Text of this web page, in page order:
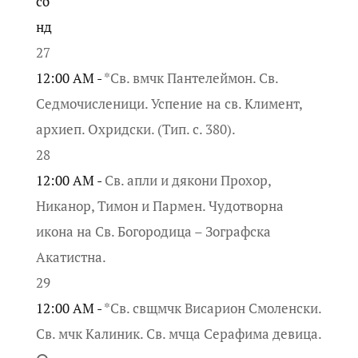
нд
27
12:00 AM -*Св. вмчк Пантелеймон. Св.
Седмочисленици. Успение на св. Климент,
архиеп. Охридски. (Тип. с. 380).
28
12:00 AM - Св. апли и дякони Прохор,
Никанор, Тимон и Пармен. Чудотворна
икона на Св. Богородица – Зографска
Акатистна.
29
12:00 AM -*Св. свщмчк Висарион Смоленски.
Св. мчк Калиник. Св. мчца Серафима девица.